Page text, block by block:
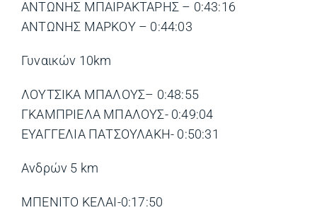
ΑΝΤΩΝΗΣ ΜΠΑΙΡΑΚΤΑΡΗΣ – 0:43:16
ΑΝΤΩΝΗΣ ΜΑΡΚΟΥ – 0:44:03
Γυναικών 10km
ΛΟΥΤΣΙΚΑ ΜΠΑΛΟΥΣ– 0:48:55
ΓΚΑΜΠΡΙΕΛΑ ΜΠΑΛΟΥΣ- 0:49:04
ΕΥΑΓΓΕΛΙΑ ΠΑΤΣΟΥΛΑΚΗ- 0:50:31
Ανδρών 5 km
ΜΠΕΝΙΤΟ ΚΕΛΑΙ-0:17:50